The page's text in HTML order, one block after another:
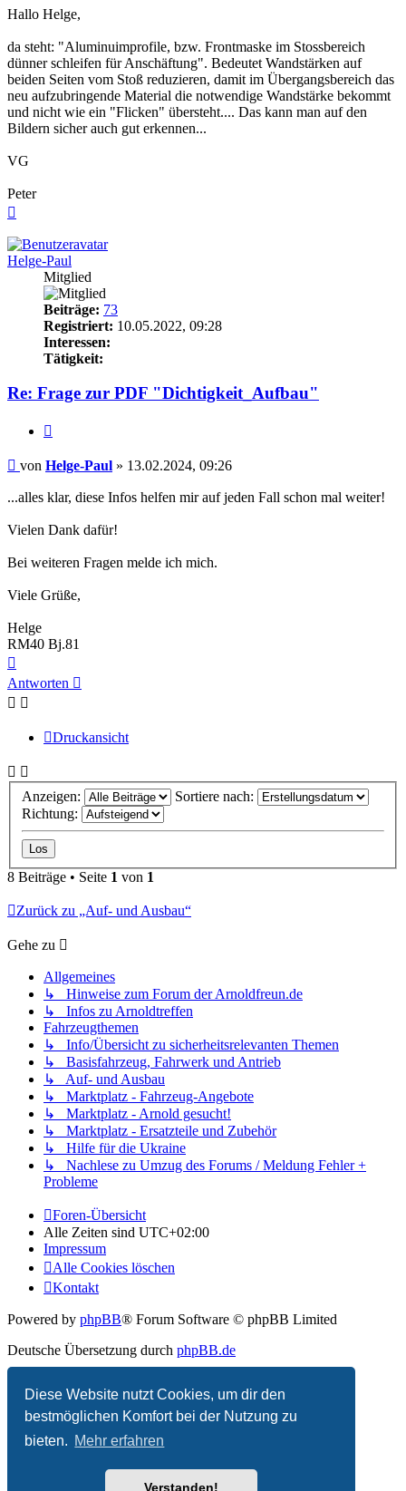
Diese Website nutzt Cookies, um dir den
bestmöglichen Komfort bei der Nutzung zu
bieten. Mehr erfahren
Verstanden!
Hallo Helge,
da steht: "Aluminuimprofile, bzw. Frontmaske im Stossbereich
dünner schleifen für Anschäftung". Bedeutet Wandstärken auf
beiden Seiten vom Stoß reduzieren, damit im Übergangsbereich das
neu aufzubringende Material die notwendige Wandstärke bekommt
und nicht wie ein "Flicken" übersteht.... Das kann man auf den
Bildern sicher auch gut erkennen...
VG
Peter
Helge-Paul
Mitglied
Beiträge: 73
Registriert: 10.05.2022, 09:28
Interessen:
Tätigkeit:
Re: Frage zur PDF "Dichtigkeit_Aufbau"
Beitrag
von Helge-Paul » 13.02.2024, 09:26
...alles klar, diese Infos helfen mir auf jeden Fall schon mal weiter!
Vielen Dank dafür!
Bei weiteren Fragen melde ich mich.
Viele Grüße,
Helge
RM40 Bj.81
oben
Antworten
Druckansicht
Anzeigen:
Sortiere nach:
Richtung:
8 Beiträge • Seite 1 von 1
Zurück zu „Auf- und Ausbau“
Gehe zu
Allgemeines
↳ Hinweise zum Forum der Arnoldfreun.de
↳ Infos zu Arnoldtreffen
Fahrzeugthemen
↳ Info/Übersicht zu sicherheitsrelevanten Themen
↳ Basisfahrzeug, Fahrwerk und Antrieb
↳ Auf- und Ausbau
↳ Marktplatz - Fahrzeug-Angebote
↳ Marktplatz - Arnold gesucht!
↳ Marktplatz - Ersatzteile und Zubehör
↳ Hilfe für die Ukraine
↳ Nachlese zu Umzug des Forums / Meldung Fehler +
Probleme
Foren-Übersicht
Alle Zeiten sind UTC+02:00
Impressum
Alle Cookies löschen
Kontakt
Powered by phpBB® Forum Software © phpBB Limited
Deutsche Übersetzung durch phpBB.de